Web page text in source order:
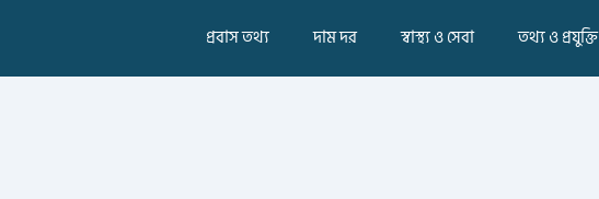
প্রবাস তথ্য দাম দর স্বাস্থ্য ও সেবা তথ্য ও প্রযুক্তি